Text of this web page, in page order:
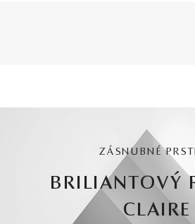
ZÁSNUBNÉ
BRILIANTOVÝ
CLAIRE